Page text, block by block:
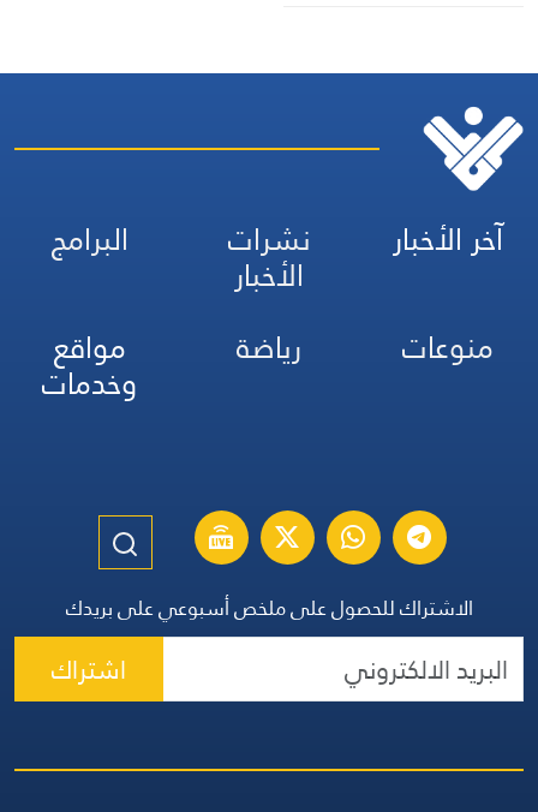
آخر الأخبار نشرات
الأخبار
البرامج
منوعات
رياضة مواقع
وخدمات
الاشتراك للحصول على ملخص أسبوعي على بريدك
اشتراك